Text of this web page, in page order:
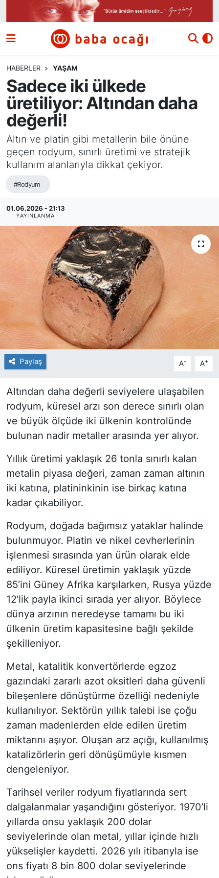
HABERLER YAŞAM
Sadece iki ülkede
üretiliyor: Altından daha
değerli!
Altın ve platin gibi metallerin bile önüne
geçen rodyum, sınırlı üretimi ve stratejik
kullanım alanlarıyla dikkat çekiyor.
#Rodyum
01.06.2026 - 21:13
YAYINLANMA
Paylaş A- A+
Altından daha değerli seviyelere ulaşabilen
rodyum, küresel arzı son derece sınırlı olan
ve büyük ölçüde iki ülkenin kontrolünde
bulunan nadir metaller arasında yer alıyor.
Yıllık üretimi yaklaşık 26 tonla sınırlı kalan
metalin piyasa değeri, zaman zaman altının
iki katına, platininkinin ise birkaç katına
kadar çıkabiliyor.
Rodyum, doğada bağımsız yataklar halinde
bulunmuyor. Platin ve nikel cevherlerinin
işlenmesi sırasında yan ürün olarak elde
ediliyor. Küresel üretimin yaklaşık yüzde
85’ini Güney Afrika karşılarken, Rusya yüzde
12’lik payla ikinci sırada yer alıyor. Böylece
dünya arzının neredeyse tamamı bu iki
ülkenin üretim kapasitesine bağlı şekilde
şekilleniyor.
Metal, katalitik konvertörlerde egzoz
gazındaki zararlı azot oksitleri daha güvenli
bileşenlere dönüştürme özelliği nedeniyle
kullanılıyor. Sektörün yıllık talebi ise çoğu
zaman madenlerden elde edilen üretim
miktarını aşıyor. Oluşan arz açığı, kullanılmış
katalizörlerin geri dönüşümüyle kısmen
dengeleniyor.
Tarihsel veriler rodyum fiyatlarında sert
dalgalanmalar yaşandığını gösteriyor. 1970’li
yıllarda onsu yaklaşık 200 dolar
seviyelerinde olan metal, yıllar içinde hızlı
yükselişler kaydetti. 2026 yılı itibarıyla ise
ons fiyatı 8 bin 800 dolar seviyelerinde
Siyaset
Ekonomi
Dünya
Kültür ve Sanat
Eğitim
Bilim ve Teknoloji
Yazı Dizisi
Nöbetçi Eczaneler
Namaz Vakitleri
Trafik Durumu
Süper Lig Puan Durumu ve Fikstür
Tüm Manşetler
Son Dakika Haberleri
Haber Arşivi